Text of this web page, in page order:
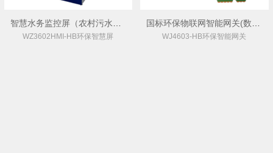
WZ3602HMI-HB环保智慧屏 WJ4603-HB环保智能网关